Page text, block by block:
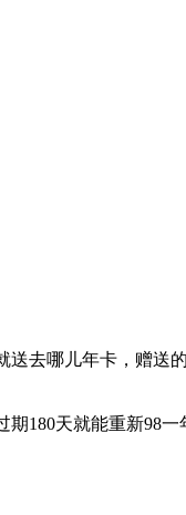
去哪儿年卡，赠送
180天就能重新98